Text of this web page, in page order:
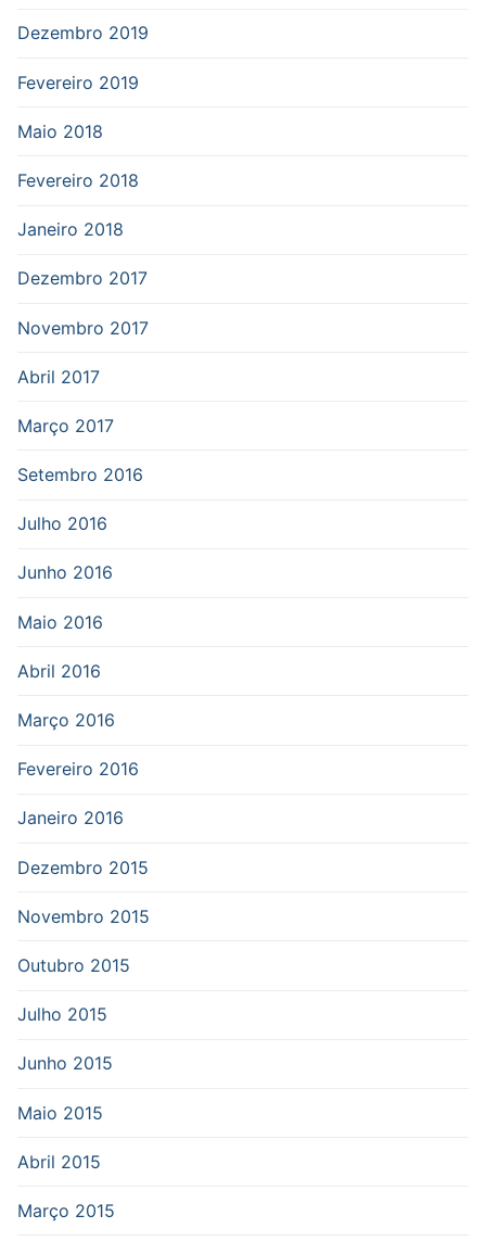
Dezembro 2019
Fevereiro 2019
Maio 2018
Fevereiro 2018
Janeiro 2018
Dezembro 2017
Novembro 2017
Abril 2017
Março 2017
Setembro 2016
Julho 2016
Junho 2016
Maio 2016
Abril 2016
Março 2016
Fevereiro 2016
Janeiro 2016
Dezembro 2015
Novembro 2015
Outubro 2015
Julho 2015
Junho 2015
Maio 2015
Abril 2015
Março 2015